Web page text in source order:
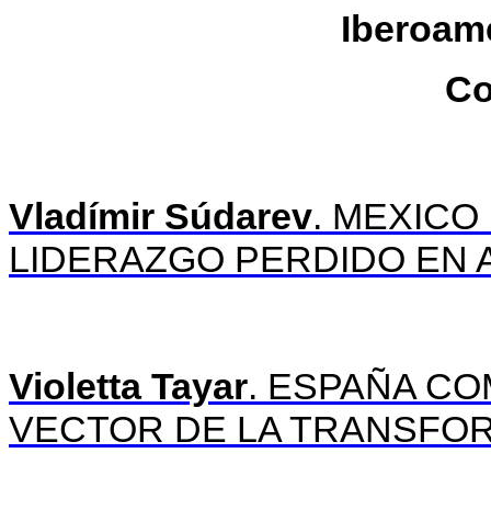
Vladímir Súdarev.
LIDERAZGO PERDIDO EN
Violetta Tayar. ESPAÑA
VECTOR DE LA